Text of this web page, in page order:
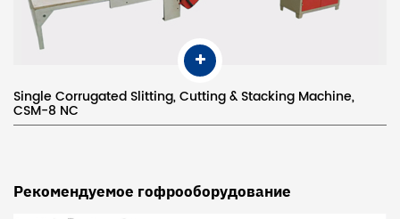
Single Corrugated Slitting, Cutting & Stacking Machine,
CSM-8 NC
Рекомендуемое гофрооборудование